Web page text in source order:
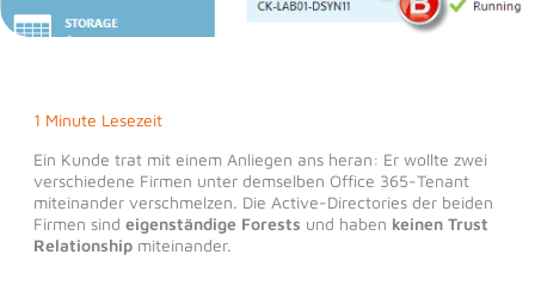
1 Minute Lesezeit
Ein Kunde trat mit einem Anliegen ans heran: Er wollte zwei
verschiedene Firmen unter demselben Office 365-Tenant
miteinander verschmelzen. Die Active-Directories der beiden
Firmen sind eigenständige Forests und haben keinen Trust
Relationshipmiteinander.